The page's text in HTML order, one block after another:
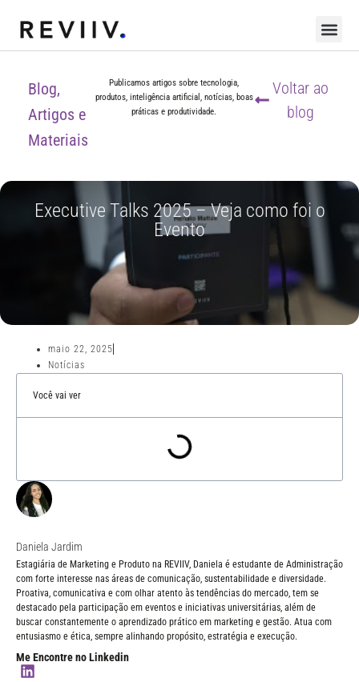
Blog,
Artigos e
Materiais
Publicamos artigos sobre tecnologia,
produtos, inteligência artificial, notícias, boas
práticas e produtividade.
Voltar ao
blog
Executive Talks 2025 – Veja como foi o
Evento
maio 22, 2025
Notícias
Você vai ver
Daniela Jardim
Estagiária de Marketing e Produto na REVIIV, Daniela é estudante de Administração
com forte interesse nas áreas de comunicação, sustentabilidade e diversidade.
Proativa, comunicativa e com olhar atento às tendências do mercado, tem se
destacado pela participação em eventos e iniciativas universitárias, além de
buscar constantemente o aprendizado prático em marketing e gestão. Atua com
entusiasmo e ética, sempre alinhando propósito, estratégia e execução.
Me Encontre no Linkedin